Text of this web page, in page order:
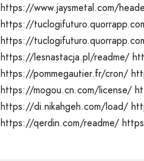
https://www.jaysmetal.com/
https://
https://
https://lesnastacja.pl/readme/
https://pommegautier.fr/cron/
https://mogou.cn.com/license/
https://di.nikahgeh.com/load/
https://qerdin.com/readme/